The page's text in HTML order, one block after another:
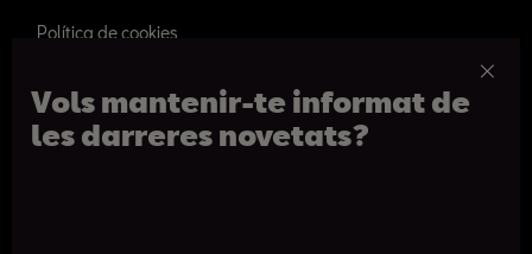
Vols mantenir-te informat de
les darreres novetats?
Política de cookies